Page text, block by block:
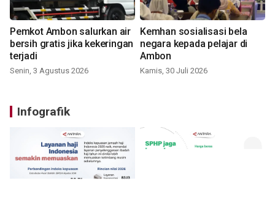
Pemkot Ambon salurkan air
bersih gratis jika kekeringan
terjadi
Senin, 3 Agustus 2026
Kemhan sosialisasi bela
negara kepada pelajar di
Ambon
Kamis, 30 Juli 2026
Infografik